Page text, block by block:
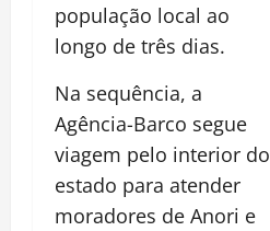
população local ao
longo de três dias.
Na sequência, a
Agência-Barco segue
viagem pelo interior do
estado para atender
moradores de Anori e